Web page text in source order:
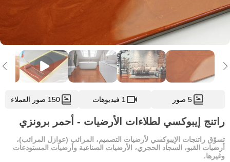
5 صور 1 فيديوهات 150 صور العملاء
راتنج إيبوكسي لطلاءات الأرضيات - أحمر برونزي
تسوّق راتنجات الإيبوكسي لأرضيات التصميم، المرائب (عوازل المرائب)،
أرضيات القبو، السجاد الحجري، الأرضيات الصناعية وأرضيات المستودعات
وغيرها.